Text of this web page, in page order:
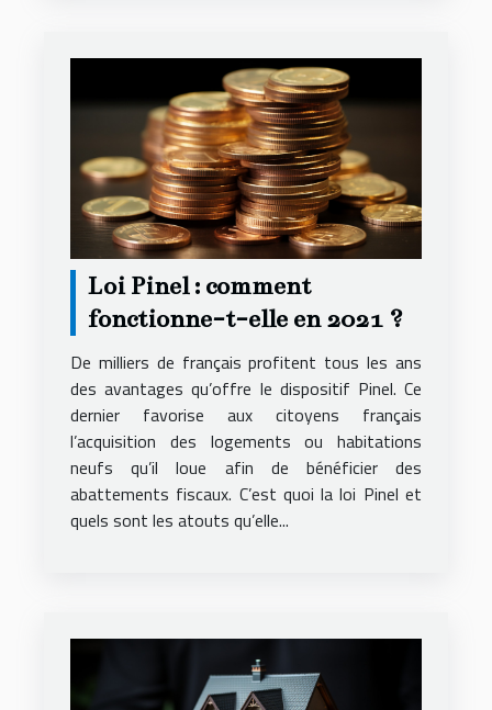
Loi Pinel : comment
fonctionne-t-elle en 2021 ?
De milliers de français profitent tous les ans
des avantages qu’offre le dispositif Pinel. Ce
dernier favorise aux citoyens français
l’acquisition des logements ou habitations
neufs qu’il loue afin de bénéficier des
abattements fiscaux. C’est quoi la loi Pinel et
quels sont les atouts qu’elle...